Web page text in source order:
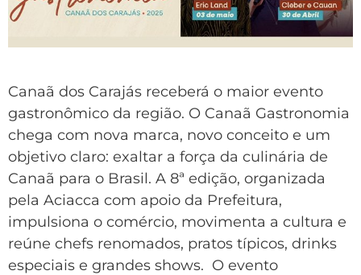
Canaã dos Carajás receberá o maior evento
gastronômico da região. O Canaã Gastronomia
chega com nova marca, novo conceito e um
objetivo claro: exaltar a força da culinária de
Canaã para o Brasil. A 8ª edição, organizada
pela Aciacca com apoio da Prefeitura,
impulsiona o comércio, movimenta a cultura e
reúne chefs renomados, pratos típicos, drinks
especiais e grandes shows. O evento